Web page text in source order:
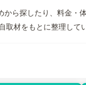
ら探したり、料金・
材をもとに整理して